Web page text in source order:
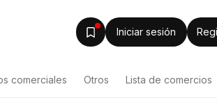
Iniciar sesión
comerciales Otros Lista de comercios